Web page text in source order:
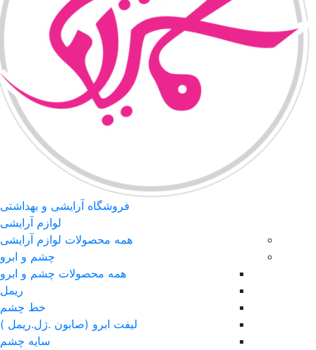
فروشگاه آرایشی و بهداشتی
لوازم آرایشی
همه محصولات لوازم آرایشی
چشم و ابرو
همه محصولات چشم و ابرو
ریمل
خط چشم
لیفت ابرو (صابون .ژل.ریمل )
سایه چشم